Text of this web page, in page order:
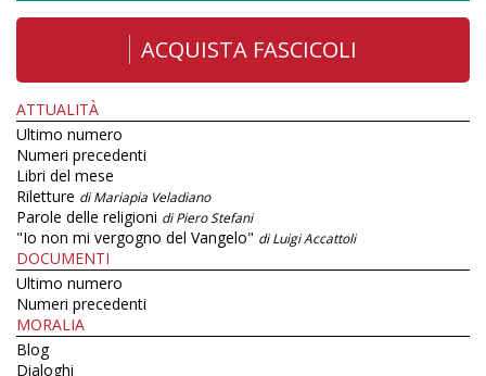
ACQUISTA FASCICOLI
ATTUALITÀ
Ultimo numero
Numeri precedenti
Libri del mese
Riletture di Mariapia Veladiano
Parole delle religioni di Piero Stefani
"Io non mi vergogno del Vangelo" di Luigi Accattoli
DOCUMENTI
Ultimo numero
Numeri precedenti
MORALIA
Blog
Dialoghi